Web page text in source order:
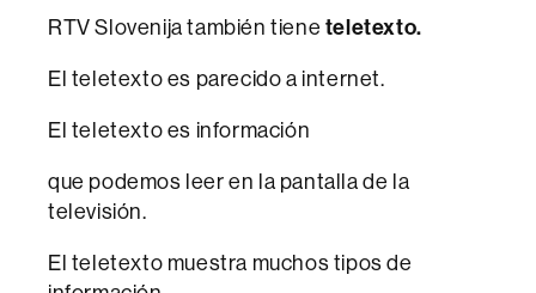
RTV Slovenija también tiene teletexto.
El teletexto es parecido a internet.
El teletexto es información
que podemos leer en la pantalla de la
televisión.
El teletexto muestra muchos tipos de